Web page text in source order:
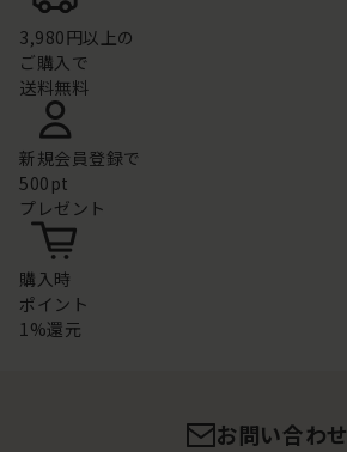
3,980円以上の
ご購入で
送料無料
新規会員登録で
500pt
プレゼント
購入時
ポイント
1%還元
お問い合わせ